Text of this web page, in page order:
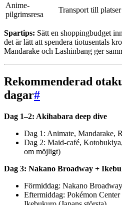
Anime-
pilgrimsresa
Transport till platser
Spartips: Sätt en shoppingbudget
det är lätt att spendera tiotusentals
Mandarake och Lashinbang ger
Rekommenderad
dagar#
Dag 1–2: Akihabara deep dive
Dag 1: Animate, Mandarake,
Dag 2: Maid-café,
om möjligt)
Dag 3: Nakano Broadway +
Förmiddag: Nakano
Eftermiddag: Pokémon